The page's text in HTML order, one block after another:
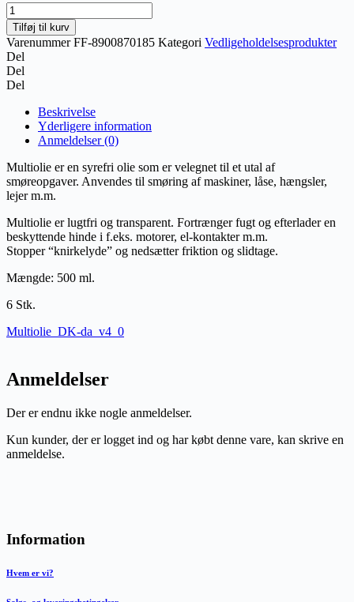
Pureno
Multiolie
CA-
40
(6
stk.)
antal
Tilføj til kurv
VarenummerFF-8900870185 Kategori Vedligeholdelsesprodukter
Del
Del
Del
Beskrivelse
Yderligere information
Anmeldelser (0)
Multiolie er en syrefri olie som er velegnet til et utal af
smøreopgaver. Anvendes til smøring af maskiner, låse, hængsler,
lejer m.m.
Multiolie er lugtfri og transparent. Fortrænger fugt og efterlader en
beskyttende hinde i f.eks. motorer, el-kontakter m.m.
Stopper “knirkelyde” og nedsætter friktion og slidtage.
Mængde: 500 ml.
6 Stk.
Multiolie_DK-da_v4_0
Anmeldelser
Der er endnu ikke nogle anmeldelser.
Kun kunder, der er logget ind og har købt denne vare, kan skrive en
anmeldelse.
Information
Hvem er vi?